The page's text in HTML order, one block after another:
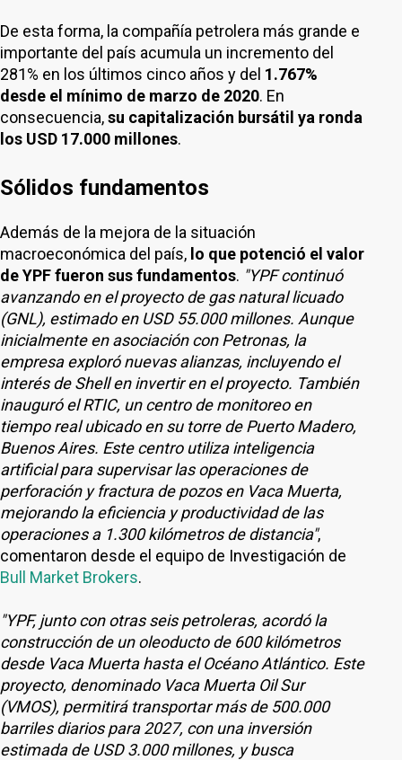
De esta forma, la compañía petrolera más grande e
importante del país acumula un incremento del
281% en los últimos cinco años y del 1.767%
desde el mínimo de marzo de 2020. En
consecuencia,su capitalización bursátil ya ronda
los USD 17.000 millones.
Sólidos fundamentos
Además de la mejora de la situación
macroeconómica del país, lo que potenció el valor
de YPF fueron sus fundamentos. "YPF continuó
avanzando en el proyecto de gas natural licuado
(GNL), estimado en USD 55.000 millones. Aunque
inicialmente en asociación con Petronas, la
empresa exploró nuevas alianzas, incluyendo el
interés de Shell en invertir en el proyecto. También
inauguró el RTIC, un centro de monitoreo en
tiempo real ubicado en su torre de Puerto Madero,
Buenos Aires. Este centro utiliza inteligencia
artificial para supervisar las operaciones de
perforación y fractura de pozos en Vaca Muerta,
mejorando la eficiencia y productividad de las
operaciones a 1.300 kilómetros de distancia",
comentaron desde el equipo de Investigación de
Bull Market Brokers.
"YPF, junto con otras seis petroleras, acordó la
construcción de un oleoducto de 600 kilómetros
desde Vaca Muerta hasta el Océano Atlántico. Este
proyecto, denominado Vaca Muerta Oil Sur
(VMOS), permitirá transportar más de 500.000
barriles diarios para 2027, con una inversión
estimada de USD 3.000 millones, y busca